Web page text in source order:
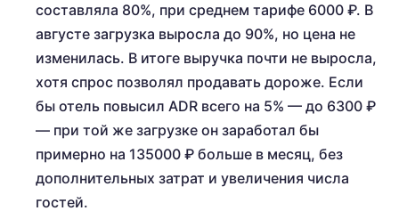
составляла 80%, при среднем тарифе 6000 ₽. В
августе загрузка выросла до 90%, но цена не
изменилась. В итоге выручка почти не выросла,
хотя спрос позволял продавать дороже. Если
бы отель повысил ADR всего на 5% — до 6300 ₽
— при той же загрузке он заработал бы
примерно на 135000 ₽ больше в месяц, без
дополнительных затрат и увеличения числа
гостей.